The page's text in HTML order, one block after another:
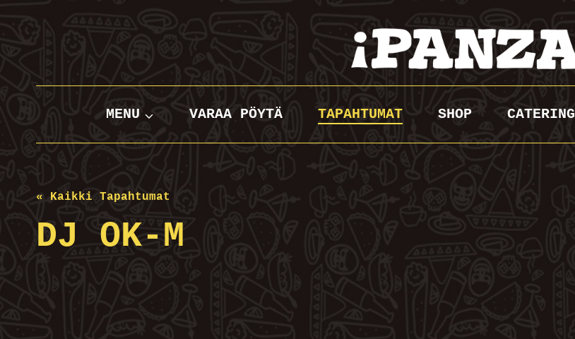
MENU VARAA PÖYTÄ TAPAHTUMAT SHOP CATERING
« Kaikki Tapahtumat
DJ OK-M